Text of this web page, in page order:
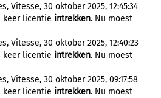
Vitesse, 30 oktober 2025, 12:45:34
keer licentie intrekken. Nu moest
Vitesse, 30 oktober 2025, 12:40:23
keer licentie intrekken. Nu moest
Vitesse, 30 oktober 2025, 09:17:58
keer licentie intrekken. Nu moest